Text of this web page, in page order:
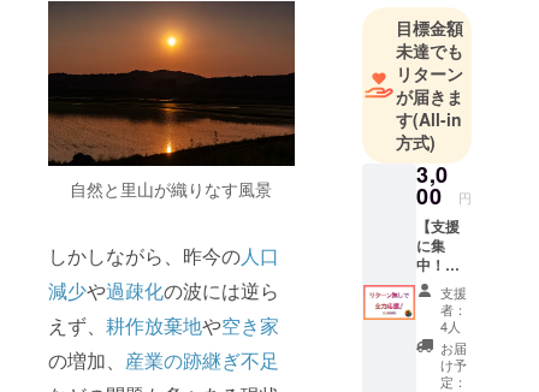
自然と里山が織りなす風景
しかしながら、昨今の人口
減少や過疎化の波には逆ら
えず、 耕作放棄地や空き家
の増加、 産業の跡継ぎ不足
落です。そ
こに移住し
たのが３年
前。右も左
もわからな
い状況から
空き家を改
修したり、
野菜作りを
始めたり活
動を少しず
つ進めてい
とにかく自
分の人生新
目標金額
未達でも
リターン
が届きま
す(All-in
方式)
3,0
00 円
【支援
に集
中！お
礼の
メッ
セージ
（3,000
円）】
感謝の
支援
者：
4人
お届
け予
定：